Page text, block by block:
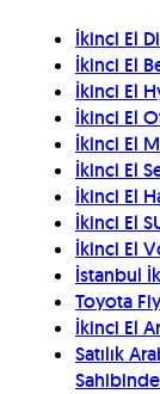
İkinci El
İkinci El
İkinci El
İkinci El
İkinci El
İkinci El
İkinci El
İkinci El
İkinci El
İstanbul
Toyota
İkinci El
Satılık